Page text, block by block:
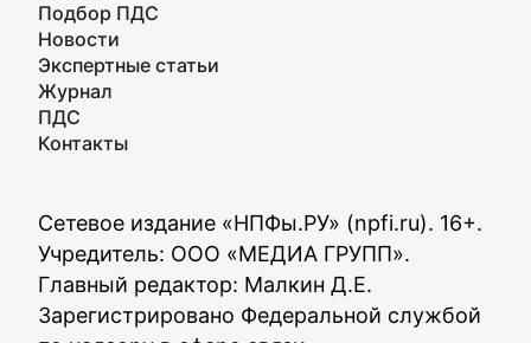
Подбор ПДС
Новости
Экспертные статьи
Журнал
ПДС
Контакты
Сетевое издание «НПФы.РУ» (npfi.ru). 16+.
Учредитель: ООО «МЕДИА ГРУПП».
Главный редактор: Малкин Д.Е.
Зарегистрировано Федеральной службой